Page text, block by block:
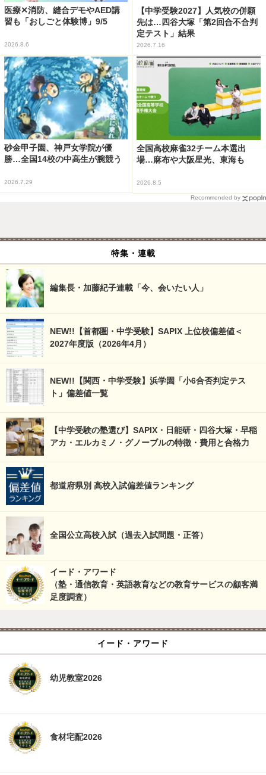
医療✕消防、縫合デモやAED講
習も「おしごと体験博」9/5
2026.8.6
【中学受験2027】人気校の併願
先は…四谷大塚「第2回合不合判
定テスト」結果
2026.7.16
砂金甲子園、神戸女学院が優
勝…全国14校の中高生が腕競う
2026.7.29
全国高校麻雀32チーム本選出
場…麻布や大阪星光、東海も
2026.8.5
Recommended by
特集・連載
編集長・加藤紀子連載「今、会いたい人」
NEW!!【首都圏・中学受験】SAPIX 上位校偏差値＜
2027年度版（2026年4月）
NEW!!【関西・中学受験】浜学園「小6合否判定テス
ト」偏差値一覧
【中学受験の塾選び】SAPIX・日能研・四谷大塚・早稲
アカ・エルカミノ・グノーブルの特徴・費用と合格力
都道府県別 高校入試偏差値ランキング
全国公立高校入試（過去入試問題・正答）
イード・アワード
（塾・通信教育・英語教育などの教育サービスの顧客満
足度調査）
イード・アワード
幼児教室2026
食材宅配2026